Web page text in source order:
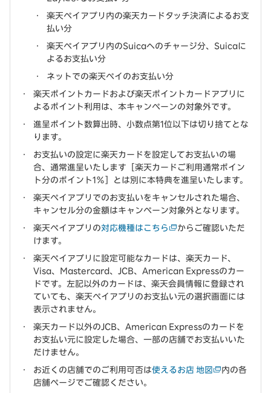
楽天ペイアプリ内の楽天カードタッチ決済によるお支
払い分
楽天ペイアプリ内のSuicaへのチャージ分、Suicaに
よるお支払い分
ネットでの楽天ペイのお支払い分
楽天ポイントカードおよび楽天ポイントカードアプリに
よるポイント利用は、本キャンペーンの対象外です。
進呈ポイント数算出時、小数点第1位以下は切り捨てとな
ります。
お支払いの設定に楽天カードを設定してお支払いの場
合、通常進呈いたします［楽天カードご利用通常ポイン
ト分のポイント1％］とは別に本特典を進呈いたします。
楽天ペイアプリでのお支払いをキャンセルされた場合、
キャンセル分の金額はキャンペーン対象外となります。
楽天ペイアプリの対応機種はこちら
からご確認いただ
けます。
楽天ペイアプリに設定可能なカードは、楽天カード、
Visa、Mastercard、JCB、American Expressのカー
ドです。左記以外のカードは、楽天会員情報に登録され
ていても、楽天ペイアプリのお支払い元の選択画面には
表示されません。
楽天カード以外のJCB、American Expressのカードを
お支払い元に設定した場合、一部の店舗でお支払いいた
だけません。
お近くの店舗でのご利用可否は使えるお店 地図
内の各
店舗ページでご確認ください。